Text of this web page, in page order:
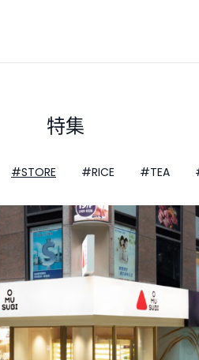
特集
#STORE #RICE #TEA